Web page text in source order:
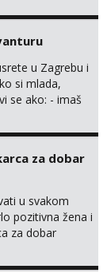
i atraktivna
u Zagrebu i
si mlada,
se ako: - imaš
s
i noći su za
i koristiš
- frajeri i
za dobar
u svakom
pozitivna žena i
za dobar
cekam te!